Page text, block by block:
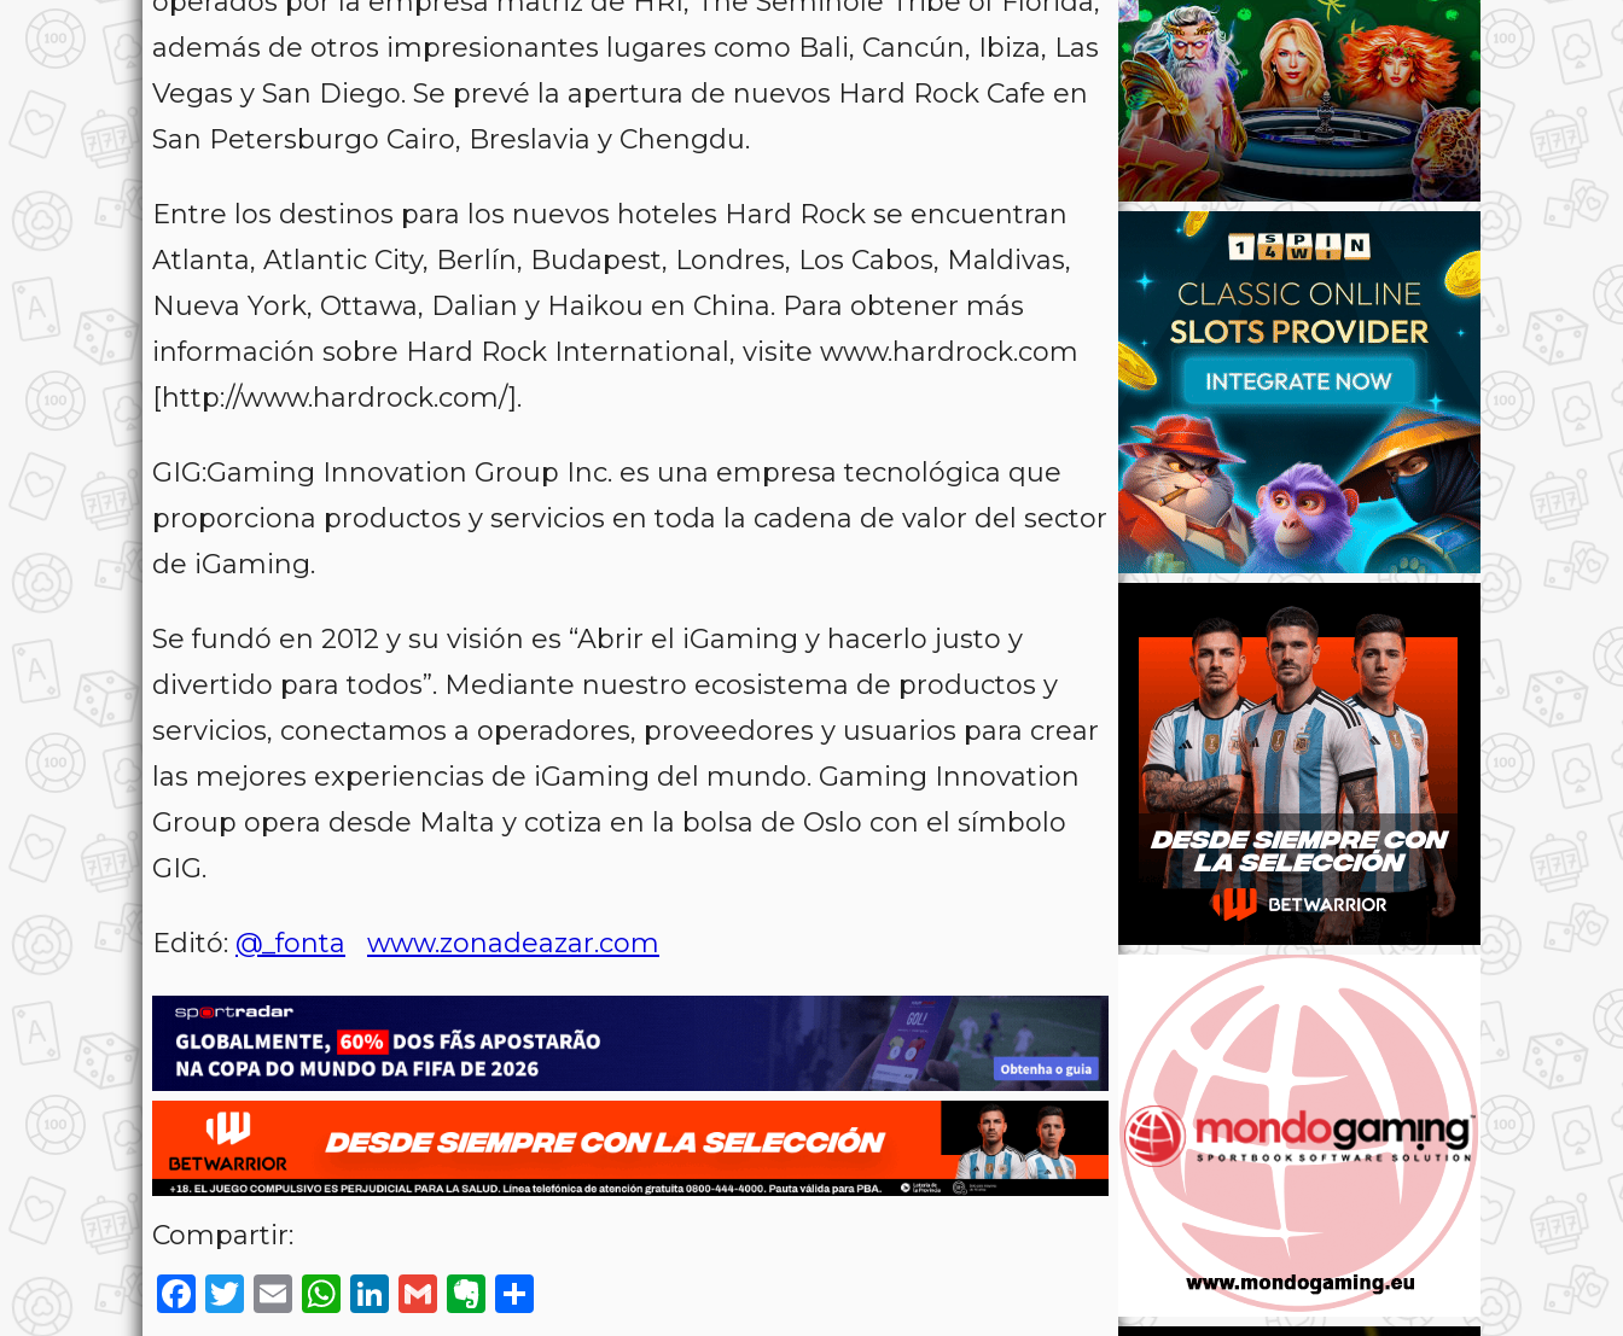
además de otros impresionantes lugares como Bali, Cancún, Ibiza, Las
Vegas y San Diego. Se prevé la apertura de nuevos Hard Rock Cafe en
San Petersburgo Cairo, Breslavia y Chengdu.
Entre los destinos para los nuevos hoteles Hard Rock se encuentran
Atlanta, Atlantic City, Berlín, Budapest, Londres, Los Cabos, Maldivas,
Nueva York, Ottawa, Dalian y Haikou en China. Para obtener más
información sobre Hard Rock International, visite www.hardrock.com
[http://www.hardrock.com/].
GIG:Gaming Innovation Group Inc. es una empresa tecnológica que
proporciona productos y servicios en toda la cadena de valor del sector
de iGaming.
Se fundó en 2012 y su visión es “Abrir el iGaming y hacerlo justo y
divertido para todos”. Mediante nuestro ecosistema de productos y
servicios, conectamos a operadores, proveedores y usuarios para crear
las mejores experiencias de iGaming del mundo. Gaming Innovation
Group opera desde Malta y cotiza en la bolsa de Oslo con el símbolo
GIG.
Editó: @_fonta www.zonadeazar.com
Compartir:
Facebook
Twitter
EmailWhatsApp
LinkedIn
GmailEvernote